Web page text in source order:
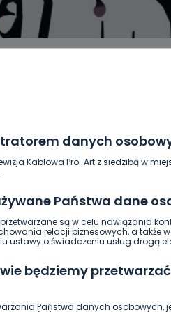
danych
Kablowa Pro-Art z siedzibą w
Państwa dane
są w celu nawiązania
relacji biznesowych, a także
ustawy o świadczeniu usług drogą
będziemy
Państwa danych osobowych,
GOSPODARKA I FINANSE
WASZE INFO